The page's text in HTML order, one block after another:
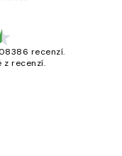
recenzí.
z recenzí.